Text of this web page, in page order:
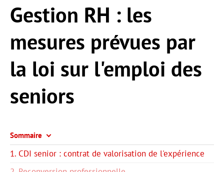
Gestion RH : les
mesures prévues par
la loi sur l'emploi des
seniors
Sommaire
1. CDI senior : contrat de valorisation de l'expérience